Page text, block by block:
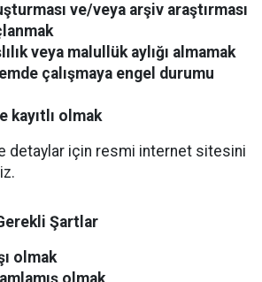
ve/veya arşiv araştırması
veya malullük aylığı almamak
çalışmaya engel durumu
kayıtlı olmak
detaylar için resmi internet sitesini
Şartlar
olmak
olmak